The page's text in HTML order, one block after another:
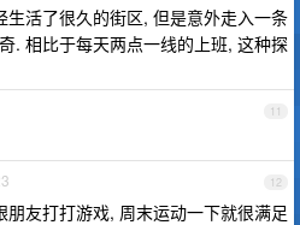
活了很久的街区, 但是意外走入一条
. 相比于每天两点一线的上班, 这种探
11
12
友打打游戏, 周末运动一下就很满足